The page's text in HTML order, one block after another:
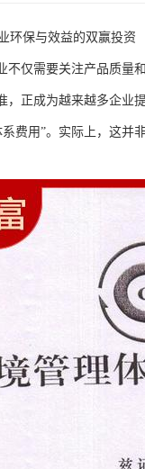
环保与效益的双赢投资
不仅需要关注产品质量
正成为越来越多企业
系费用”。实际上，这